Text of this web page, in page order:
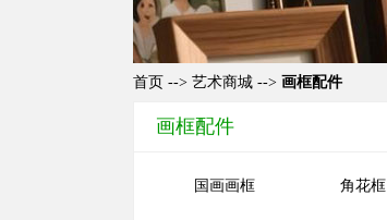
首页 --> 艺术商城 --> 画框配件
画框配件
国画画框 角花框